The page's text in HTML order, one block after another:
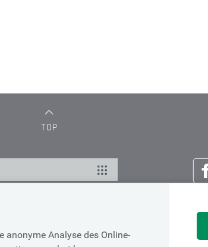
anonyme Analyse des Online-
TOP